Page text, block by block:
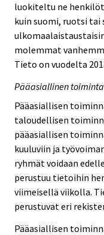
luokiteltu ne
kuin suomi, ruotsi tai
molemmat
Tieto on vuodelta
Pääasiallinen toiminta
Pääasiallisen
taloudellisen
pääasiallisen
kuuluviin ja
ryhmät voidaan
perustuu tietoihin
viimeisellä viikolla.
perustuvat eri
Pääasiallisen